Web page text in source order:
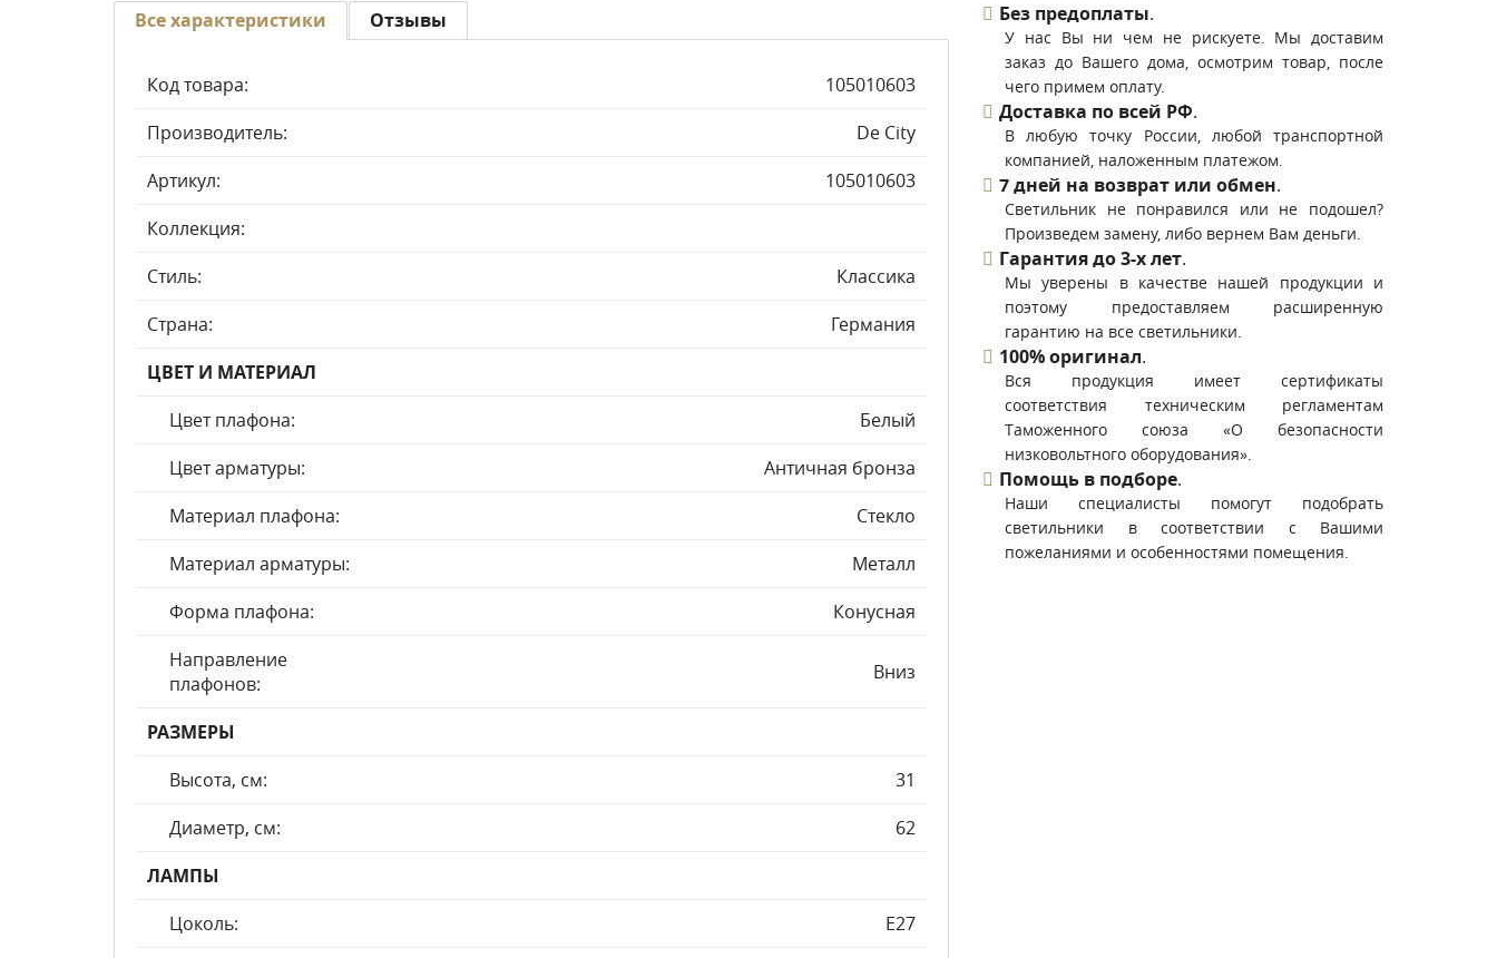
Все характеристики
Код товара:
105010603
Производитель:
De City
Артикул:
105010603
Коллекция:
Стиль:
Классика
Страна:
Германия
ЦВЕТ И МАТЕРИАЛ
Цвет плафона:
Белый
Цвет арматуры:
Античная бронза
Материал плафона:
Стекло
Материал арматуры:
Металл
Форма плафона:
Конусная
Направление
плафонов:
Вниз
РАЗМЕРЫ
Высота, см:
31
Диаметр, см:
62
ЛАМПЫ
Цоколь:
E27
Отзывы Без предоплаты.
У нас Вы ни чем не рискуете. Мы доставим
заказ до Вашего дома, осмотрим товар, после
чего примем оплату.
Доставка по всей РФ.
В любую точку России, любой транспортной
компанией, наложенным платежом.
7 дней на возврат или обмен.
Светильник не понравился или не подошел?
Произведем замену, либо вернем Вам деньги.
Гарантия до 3-х лет.
Мы уверены в качестве нашей продукции и
поэтому предоставляем расширенную
гарантию на все светильники.
100% оригинал.
Вся продукция имеет сертификаты
соответствия техническим регламентам
Таможенного союза «О безопасности
низковольтного оборудования».
Помощь в подборе.
Наши специалисты помогут подобрать
светильники в соответствии с Вашими
пожеланиями и особенностями помещения.